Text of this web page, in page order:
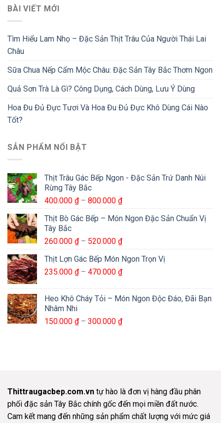
BÀI VIẾT MỚI
Tìm Hiểu Lam Nhọ – Đặc Sản Thịt Trâu Của Người Thái Lai
Châu
Sữa Chua Nếp Cẩm Mộc Châu: Đặc Sản Tây Bắc Thơm Ngon
Quả Sơn Trà Là Gì? Công Dụng, Cách Dùng, Lưu Ý Dùng
Hoa Đu Đủ Đực Tươi Và Hoa Đu Đủ Đực Khô Dùng Cái Nào
Tốt?
SẢN PHẨM NỔI BẬT
Thịt Trâu Gác Bếp Ngon - Đặc Sản Trứ Danh Núi
Rừng Tây Bắc
400.000 ₫ – 800.000 ₫Khoảng
từ
đến
Thịt Bò Gác Bếp – Món Ngon Đặc Sản Chuẩn Vị
Tây Bắc
260.000 ₫ – 520.000 ₫Khoảng
từ
260.000 ₫
Thịt Lợn Gác Bếp Món Ngon Trọn Vị
235.000 ₫ – 470.000 ₫Khoảng
235.000 ₫
470.000 ₫
Heo Khô Cháy Tỏi – Món Ngon Độc Đáo, Đãi Bạn
Nhâm Nhi
150.000 ₫ – 300.000 ₫Khoảng
Thittraugacbep.com.vn tự hào là đơn vị hàng đầu phân
phối đặc sản Tây Bắc chính gốc đến mọi miền đất nước.
Cam kết mang đến những sản phẩm chất lượng với mức giá